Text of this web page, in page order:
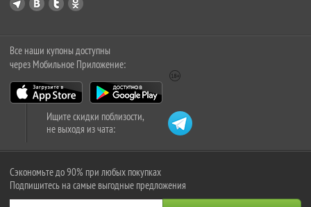
Все наши купоны доступны
через Мобильное Приложение:
Ищите скидки поблизости,
не выходя из чата:
Сэкономьте до 90% при любых покупках
Подпишитесь на самые выгодные предложения